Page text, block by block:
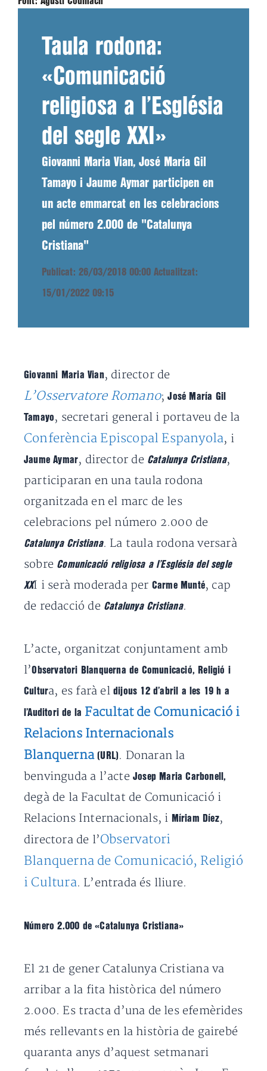
Taula rodona:
«Comunicació
religiosa a l’Església
del segle XXI»
Giovanni Maria Vian, José María Gil
Tamayo i Jaume Aymar participen en
un acte emmarcat en les celebracions
pel número 2.000 de "Catalunya
Cristiana"
Publicat: 26/03/2018 00:00 Actualitzat:
15/01/2022 09:15
Giovanni Maria Vian , director de
L’Osservatore Romano;José María Gil
Tamayo , secretari general i portaveu de la
Conferència Episcopal Espanyola, i
Jaume Aymar, director de Catalunya Cristiana,
participaran en una taula rodona
organitzada en el marc de les
celebracions pel número 2.000 de
Catalunya Cristiana. La taula rodona versarà
sobre Comunicació religiosa a l’Església del segle
XXI i serà moderada per Carme Munté, cap
de redacció de Catalunya Cristiana.
L’acte, organitzat conjuntament amb
l’Observatori Blanquerna de Comunicació, Religió i
Cultura, es farà eldijous 12 d’abril a les 19 h a
l’Auditori de la Facultat de Comunicació i
Relacions Internacionals
Blanquerna(URL) . Donaran la
benvinguda a l’acte Josep Maria Carbonell,
degà de la Facultat de Comunicació i
Relacions Internacionals, i Míriam Díez,
directora de l’Observatori
Blanquerna de Comunicació, Religió
i Cultura. L’entrada és lliure.
Número 2.000 de «Catalunya Cristiana»
El 21 de gener Catalunya Cristiana va
arribar a la fita històrica del número
2.000. Es tracta d’una de les efemèrides
més rellevants en la història de gairebé
quaranta anys d’aquest setmanari